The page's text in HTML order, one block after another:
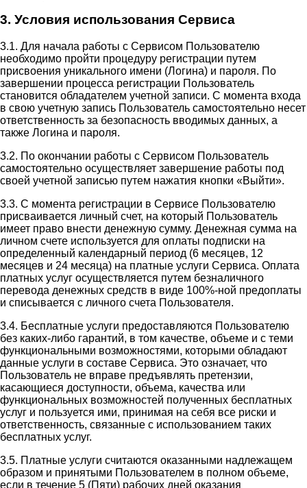
3. Условия использования Сервиса
3.1. Для начала работы с Сервисом Пользователю
необходимо пройти процедуру регистрации путем
присвоения уникального имени (Логина) и пароля. По
завершении процесса регистрации Пользователь
становится обладателем учетной записи. С момента входа
в свою учетную запись Пользователь самостоятельно несет
ответственность за безопасность вводимых данных, а
также Логина и пароля.
3.2. По окончании работы с Сервисом Пользователь
самостоятельно осуществляет завершение работы под
своей учетной записью путем нажатия кнопки «Выйти».
3.3. С момента регистрации в Сервисе Пользователю
присваивается личный счет, на который Пользователь
имеет право внести денежную сумму. Денежная сумма на
личном счете используется для оплаты подписки на
определенный календарный период (6 месяцев, 12
месяцев и 24 месяца) на платные услуги Сервиса. Оплата
платных услуг осуществляется путем безналичного
перевода денежных средств в виде 100%-ной предоплаты
и списывается с личного счета Пользователя.
3.4. Бесплатные услуги предоставляются Пользователю
без каких-либо гарантий, в том качестве, объеме и с теми
функциональными возможностями, которыми обладают
данные услуги в составе Сервиса. Это означает, что
Пользователь не вправе предъявлять претензии,
касающиеся доступности, объема, качества или
функциональных возможностей полученных бесплатных
услуг и пользуется ими, принимая на себя все риски и
ответственность, связанные с использованием таких
бесплатных услуг.
3.5. Платные услуги считаются оказанными надлежащем
образом и принятыми Пользователем в полном объеме,
если в течение 5 (Пяти) рабочих дней оказания